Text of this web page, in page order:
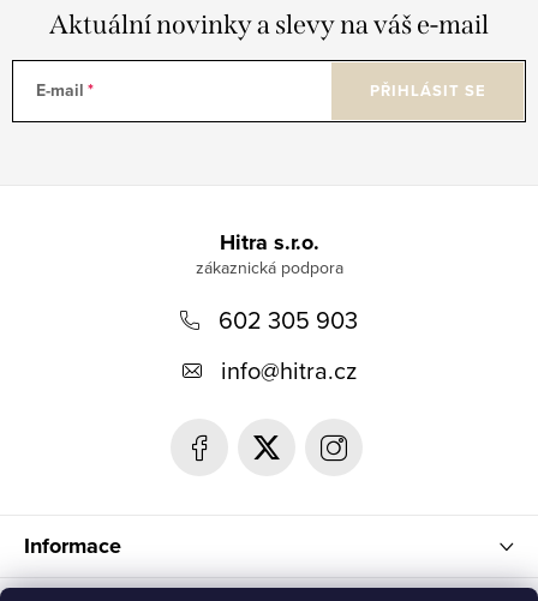
Aktuální novinky a slevy na váš e-mail
E-mail PŘIHLÁSIT SE
Informace
Hitra s.r.o.
602 305 903
info@hitra.cz